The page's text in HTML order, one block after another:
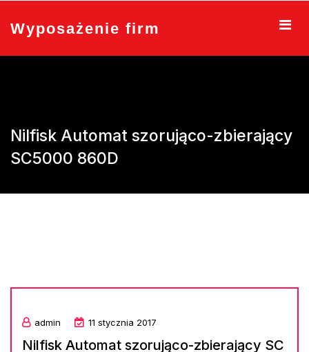
content
Wyposażenie firm
Nilfisk Automat szorująco-zbierający
SC5000 860D
admin 11 stycznia 2017
Nilfisk Automat szorująco-zbierający SC